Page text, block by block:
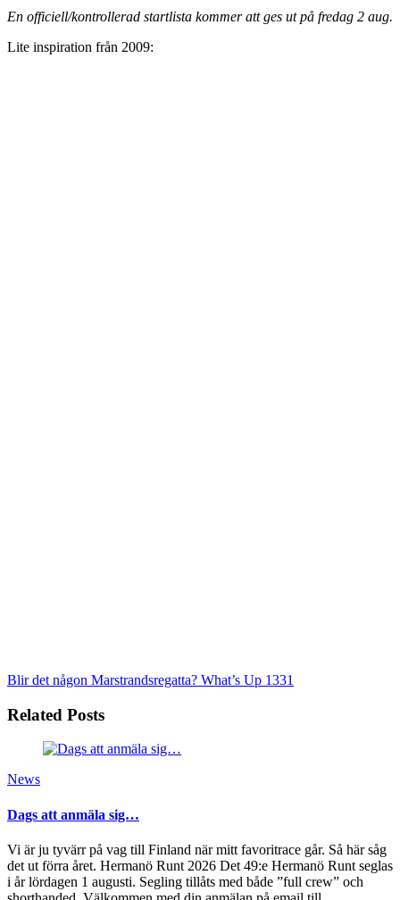
En officiell/kontrollerad startlista kommer att ges ut på fredag 2 aug.
Lite inspiration från 2009:
Blir det någon Marstrandsregatta? What’s Up 1331
Related Posts
News
Dags att anmäla sig…
Vi är ju tyvärr på vag till Finland när mitt favoritrace går. Så här såg
det ut förra året. Hermanö Runt 2026 Det 49:e Hermanö Runt seglas
i år lördagen 1 augusti. Segling tillåts med både ”full crew” och